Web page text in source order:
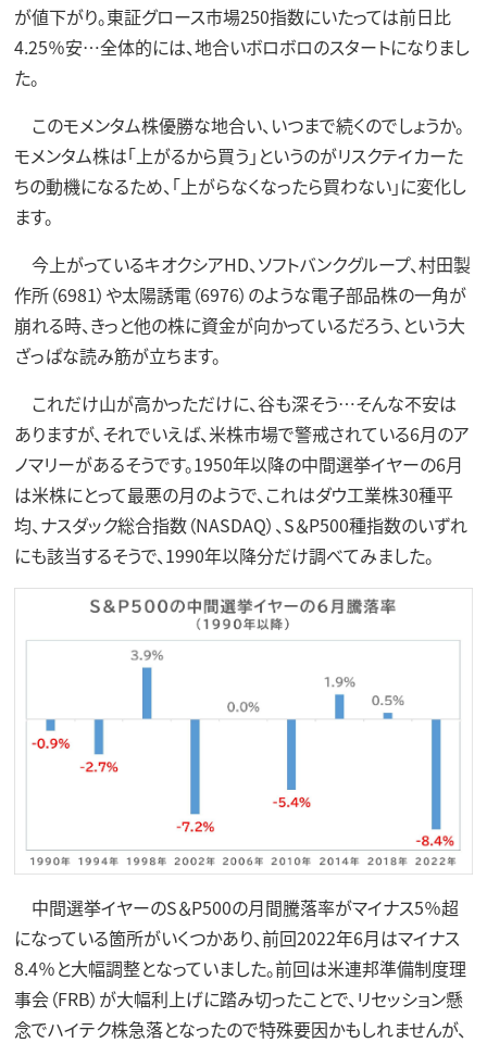
が値下がり。東証グロース市場250指数にいたっては前日比
4.25％安…全体的には、地合いボロボロのスタートになりまし
た。
このモメンタム株優勝な地合い、いつまで続くのでしょうか。
モメンタム株は「上がるから買う」というのがリスクテイカーた
ちの動機になるため、「上がらなくなったら買わない」に変化し
ます。
今上がっているキオクシアHD、ソフトバンクグループ、村田製
作所（6981）や太陽誘電（6976）のような電子部品株の一角が
崩れる時、きっと他の株に資金が向かっているだろう、という大
ざっぱな読み筋が立ちます。
これだけ山が高かっただけに、谷も深そう…そんな不安は
ありますが、それでいえば、米株市場で警戒されている6月のア
ノマリーがあるそうです。1950年以降の中間選挙イヤーの6月
は米株にとって最悪の月のようで、これはダウ工業株30種平
均、ナスダック総合指数（NASDAQ）、S＆P500種指数のいずれ
にも該当するそうで、1990年以降分だけ調べてみました。
中間選挙イヤーのS＆P500の月間騰落率がマイナス5％超
になっている箇所がいくつかあり、前回2022年6月はマイナス
8.4％と大幅調整となっていました。前回は米連邦準備制度理
事会（FRB）が大幅利上げに踏み切ったことで、リセッション懸
念でハイテク株急落となったので特殊要因かもしれませんが、